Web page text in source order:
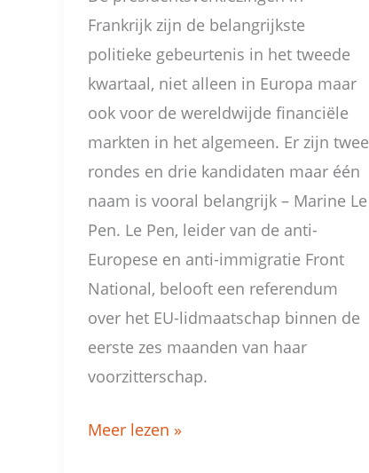
Frankrijk zijn de belangrijkste
politieke gebeurtenis in het tweede
kwartaal, niet alleen in Europa maar
ook voor de wereldwijde financiële
markten in het algemeen. Er zijn twee
rondes en drie kandidaten maar één
naam is vooral belangrijk – Marine Le
Pen. Le Pen, leider van de anti-
Europese en anti-immigratie Front
National, belooft een referendum
over het EU-lidmaatschap binnen de
eerste zes maanden van haar
voorzitterschap.
Meer lezen »